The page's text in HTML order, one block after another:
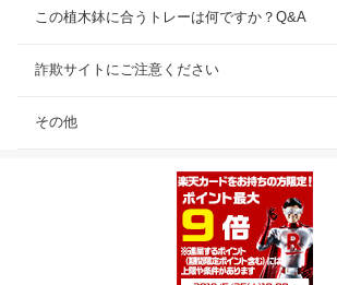
この植木鉢に合うトレーは何ですか？Q&A
詐欺サイトにご注意ください
その他